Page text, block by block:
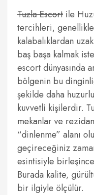
Tuzla Escort ile
tercihleri,
kalabalıklardan
baş başa kalmak
escort dünyasında
bölgenin bu
şekilde daha
kuvvetli kişilerdir.
mekanlar ve
“dinlenme” alanı
geçireceğiniz
esintisiyle
Burada kalite,
bir ilgiyle ölçülür.